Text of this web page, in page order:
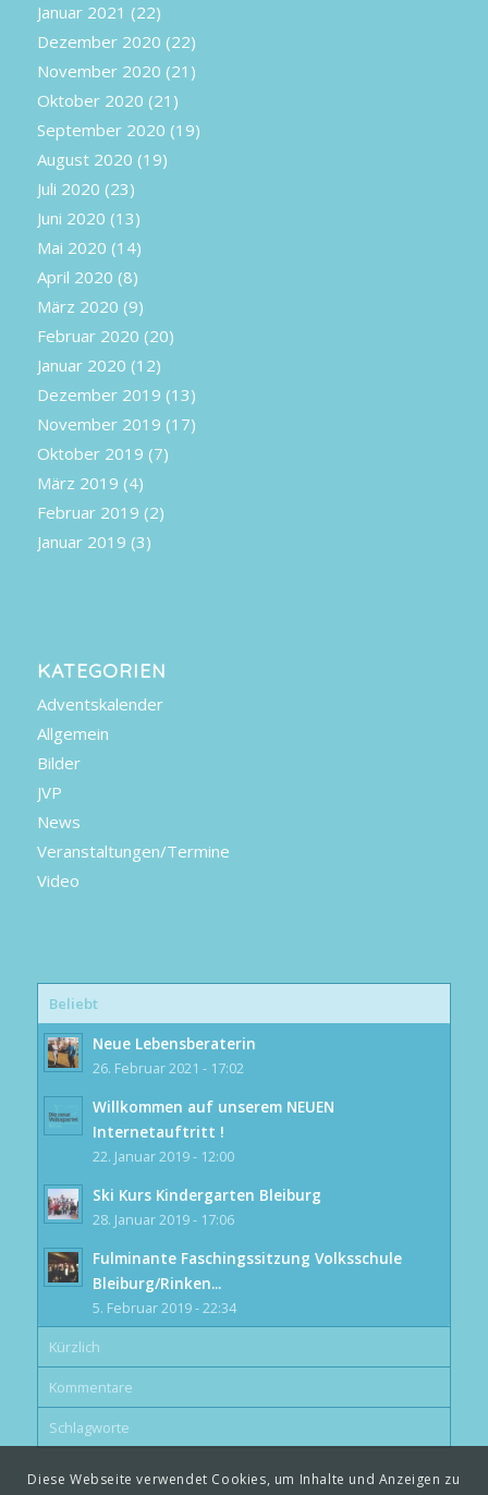
Januar 2021 (22)
Dezember 2020 (22)
November 2020 (21)
Oktober 2020 (21)
September 2020 (19)
August 2020 (19)
Juli 2020 (23)
Juni 2020 (13)
Mai 2020 (14)
April 2020 (8)
März 2020 (9)
Februar 2020 (20)
Januar 2020 (12)
Dezember 2019 (13)
November 2019 (17)
Oktober 2019 (7)
März 2019 (4)
Februar 2019 (2)
Januar 2019 (3)
KATEGORIEN
Adventskalender
Allgemein
Bilder
JVP
News
Veranstaltungen/Termine
Video
Beliebt
Neue Lebensberaterin
26. Februar 2021 - 17:02
Willkommen auf unserem NEUEN
Internetauftritt !
22. Januar 2019 - 12:00
Ski Kurs Kindergarten Bleiburg
28. Januar 2019 - 17:06
Fulminante Faschingssitzung Volksschule
Bleiburg/Rinken...
5. Februar 2019 - 22:34
Kürzlich
Kommentare
Schlagworte
Diese Webseite verwendet Cookies, um Inhalte und Anzeigen zu